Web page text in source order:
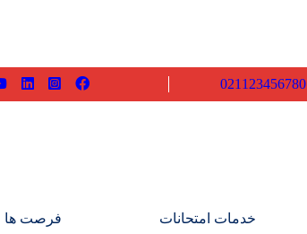
021123456780
خدمات امتحانات فرصت ها